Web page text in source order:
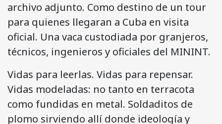
archivo adjunto. Como destino de un tour
para quienes llegaran a Cuba en visita
oficial. Una vaca custodiada por granjeros,
técnicos, ingenieros y oficiales del MININT.
Vidas para leerlas. Vidas para repensar.
Vidas modeladas: no tanto en terracota
como fundidas en metal. Soldaditos de
plomo sirviendo allí donde ideología y